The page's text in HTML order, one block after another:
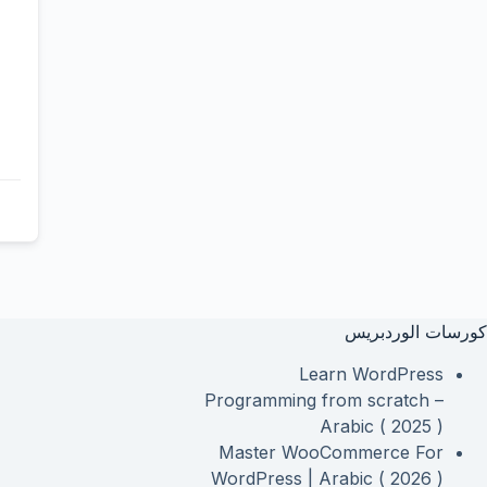
كورسات الوردبريس
Learn WordPress
Programming from scratch –
Arabic ( 2025 )
Master WooCommerce For
WordPress | Arabic ( 2026 )